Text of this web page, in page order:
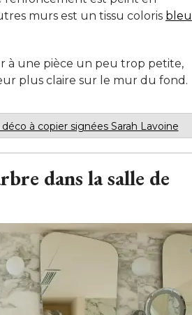
murs est un tissu coloris bleu
à une pièce un peu trop petite,
plus claire sur le mur du fond.
à copier signées Sarah Lavoine
dans la salle de